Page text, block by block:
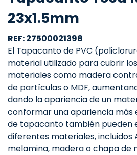
23x1.5mm
REF: 27500021398
El Tapacanto de PVC
material utilizado para cubrir
materiales como madera
de partículas o MDF,
dando la apariencia de un
conformar una apariencia más
de tapacanto también pueden
diferentes materiales, incluidos
melamina, madera o chapa de